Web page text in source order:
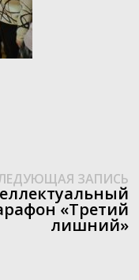
ЗАПИСЬ
«Третий
лишний»